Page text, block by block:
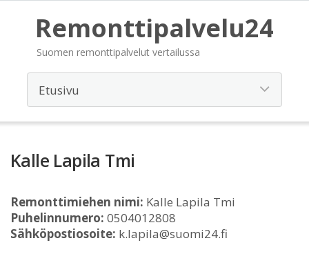
Remonttipalvelu24
Suomen remonttipalvelut vertailussa
Kalle Lapila Tmi
Remonttimiehen nimi: Kalle Lapila Tmi
Puhelinnumero: 0504012808
Sähköpostiosoite: k.lapila@suomi24.fi